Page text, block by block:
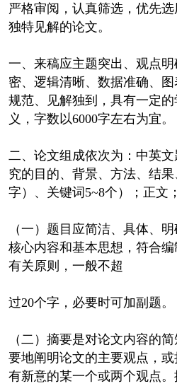
严格审阅，认真筛选，优先
独特见解的论文。
一、来稿应主题突出、观点
密、逻辑清晰、数据准确、
规范、见解独到，具有一定
义，字数以6000字左右为宜。
二、论文组成依次为：中英
究的目的、背景、方法、结
字）、关键词5~8个）；正文
（一）题目应简洁、具体、
核心内容和基本思想，符合
有关原则，一般不超
过20个字，必要时可加副题。
（二）摘要是对论文内容的
要地阐明论文的主要观点，
有新意的某一个或两个观点。